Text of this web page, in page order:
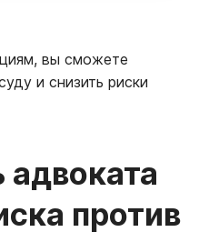
вы сможете
и снизить риски
против